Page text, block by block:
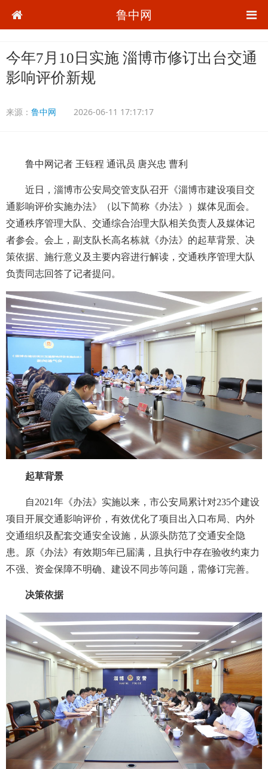
鲁中网
今年7月10日实施 淄博市修订出台交通
影响评价新规
来源： 鲁中网 2026-06-11 17:17:17
鲁中网记者 王钰程 通讯员 唐兴忠 曹利
近日，淄博市公安局交管支队召开《淄博市建设项目交
通影响评价实施办法》（以下简称《办法》）媒体见面会。
交通秩序管理大队、交通综合治理大队相关负责人及媒体记
者参会。会上，副支队长高名栋就《办法》的起草背景、决
策依据、施行意义及主要内容进行解读，交通秩序管理大队
负责同志回答了记者提问。
起草背景
自2021年《办法》实施以来，市公安局累计对235个建设
项目开展交通影响评价，有效优化了项目出入口布局、内外
交通组织及配套交通安全设施，从源头防范了交通安全隐
患。原《办法》有效期5年已届满，且执行中存在验收约束力
不强、资金保障不明确、建设不同步等问题，需修订完善。
决策依据